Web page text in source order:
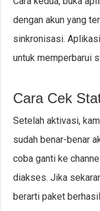
dengan akun yang
sinkronisasi.
untuk memperbarui
Cara Cek
Setelah aktivasi,
sudah benar-benar
coba ganti ke
diakses. Jika
berarti paket